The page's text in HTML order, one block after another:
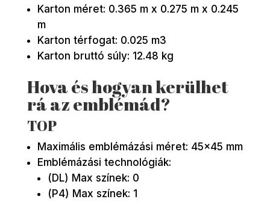
Karton méret: 0.365 m x 0.275 m x 0.245
m
Karton térfogat: 0.025 m3
Karton bruttó súly: 12.48 kg
Hova és hogyan kerülhet
rá az emblémád?
TOP
Maximális emblémázási méret: 45×45 mm
Emblémázási technológiák:
(DL) Max színek: 0
(P4) Max színek: 1